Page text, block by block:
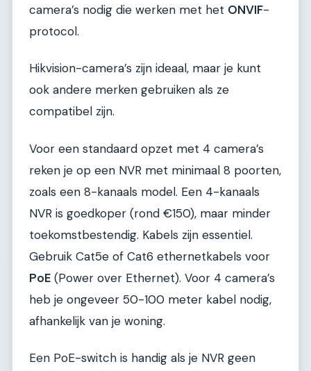
camera’s nodig die werken met het ONVIF-
protocol.
Hikvision-camera’s zijn ideaal, maar je kunt
ook andere merken gebruiken als ze
compatibel zijn.
Voor een standaard opzet met 4 camera’s
reken je op een NVR met minimaal 8 poorten,
zoals een 8-kanaals model. Een 4-kanaals
NVR is goedkoper (rond €150), maar minder
toekomstbestendig. Kabels zijn essentiel.
Gebruik Cat5e of Cat6 ethernetkabels voor
PoE (Power over Ethernet). Voor 4 camera’s
heb je ongeveer 50-100 meter kabel nodig,
afhankelijk van je woning.
Een PoE-switch is handig als je NVR geen